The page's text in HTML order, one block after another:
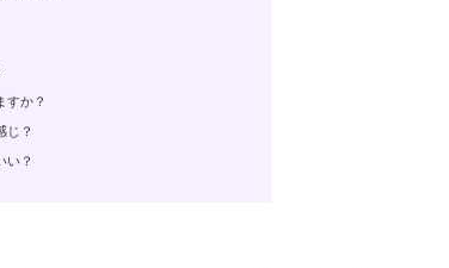
すか？
じ？
い？